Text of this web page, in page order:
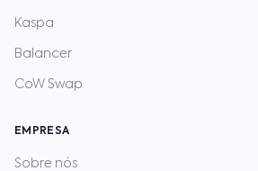
Kaspa
Balancer
CoW Swap
EMPRESA
Sobre nós